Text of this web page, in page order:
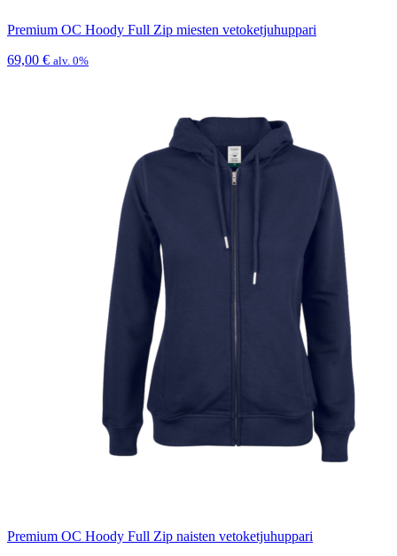
Premium OC Hoody Full Zip miesten vetoketjuhuppari
69,00 € alv. 0%
Premium OC Hoody Full Zip naisten vetoketjuhuppari